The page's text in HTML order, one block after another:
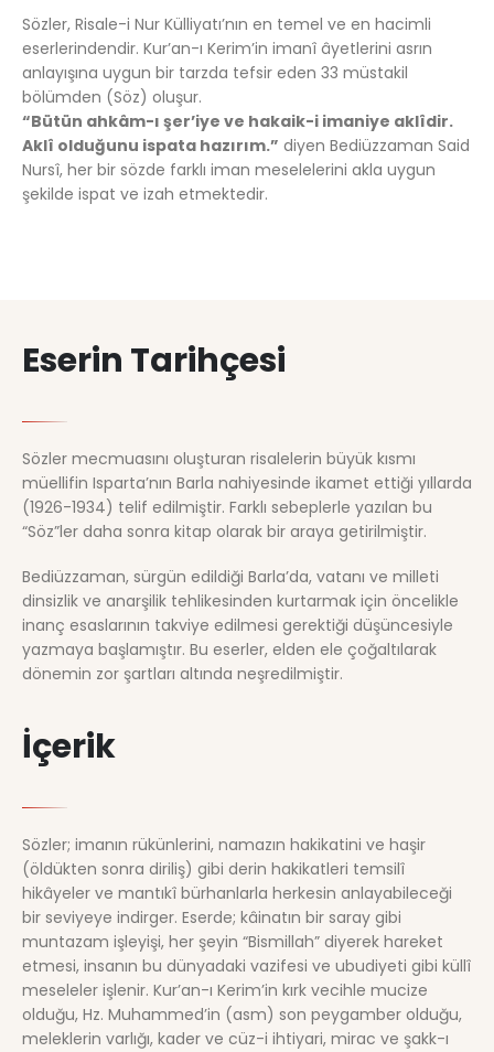
Sözler, Risale-i Nur Külliyatı’nın en temel ve en hacimli
eserlerindendir. Kur’an-ı Kerim’in imanî âyetlerini asrın
anlayışına uygun bir tarzda tefsir eden 33 müstakil
bölümden (Söz) oluşur.
“Bütün ahkâm-ı şer’iye ve hakaik-i imaniye aklîdir.
Aklî olduğunu ispata hazırım.” diyen Bediüzzaman Said
Nursî, her bir sözde farklı iman meselelerini akla uygun
şekilde ispat ve izah etmektedir.
Eserin Tarihçesi
Sözler mecmuasını oluşturan risalelerin büyük kısmı
müellifin Isparta’nın Barla nahiyesinde ikamet ettiği yıllarda
(1926-1934) telif edilmiştir. Farklı sebeplerle yazılan bu
“Söz”ler daha sonra kitap olarak bir araya getirilmiştir.
Bediüzzaman, sürgün edildiği Barla’da, vatanı ve milleti
dinsizlik ve anarşilik tehlikesinden kurtarmak için öncelikle
inanç esaslarının takviye edilmesi gerektiği düşüncesiyle
yazmaya başlamıştır. Bu eserler, elden ele çoğaltılarak
dönemin zor şartları altında neşredilmiştir.
İçerik
Sözler; imanın rükünlerini, namazın hakikatini ve haşir
(öldükten sonra diriliş) gibi derin hakikatleri temsilî
hikâyeler ve mantıkî bürhanlarla herkesin anlayabileceği
bir seviyeye indirger. Eserde; kâinatın bir saray gibi
muntazam işleyişi, her şeyin “Bismillah” diyerek hareket
etmesi, insanın bu dünyadaki vazifesi ve ubudiyeti gibi küllî
meseleler işlenir. Kur’an-ı Kerim’in kırk vecihle mucize
olduğu, Hz. Muhammed’in (asm) son peygamber olduğu,
meleklerin varlığı, kader ve cüz-i ihtiyari, mirac ve şakk-ı